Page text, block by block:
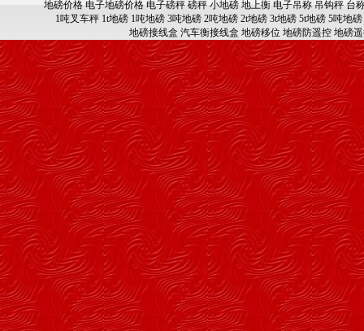
地磅价格 电子地磅价格 电子磅秤 磅秤 小地磅 地上衡 电子吊称 吊钩秤 台
1吨叉车秤 1t地磅 1吨地磅 3吨地磅 2吨地磅 2t地磅 3t地磅 5t地磅 5吨地磅
地磅接线盒 汽车衡接线盒 地磅移位 地磅防遥控 地磅